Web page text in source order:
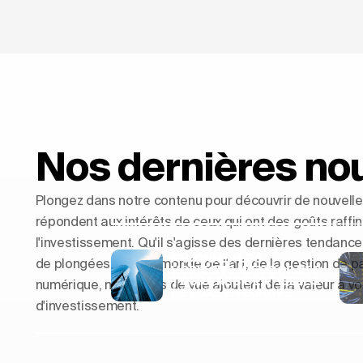
Nos dernières
Plongez dans notre contenu pour découvrir de
répondent aux intérêts de ceux qui ont des goûts
l'investissement. Qu'il s'agisse des dernières
de plongées dans le monde de l'art, de la gestion de
numérique, nos points de vue ajoutent de la valeur à
d'investissement.Façonner les
FAÇONNER LES
HORIZONS : L'ESSOR DES
TOURS RÉSIDENTIELLES
DE LUXE EN EUROPE